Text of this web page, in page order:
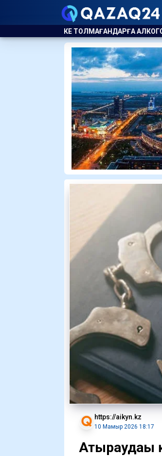
АЛКОГОЛЬ САТҚАНДАР ЖАУАПҚА
https://aikyn.kz
10 Мамыр 2026 18:17